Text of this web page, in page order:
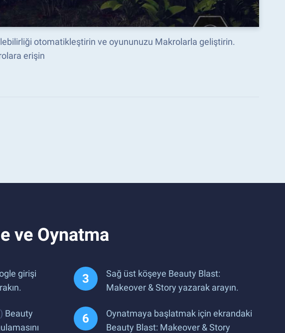
otomatikleştirin ve oyununuzu Makrolarla geliştirin.
erişin
ve Oynatma
girişi
Sağ üst köşeye Beauty Blast:
Makeover & Story yazarak arayın.
Beauty
Oynatmaya başlatmak için ekrandaki
Beauty Blast: Makeover & Story